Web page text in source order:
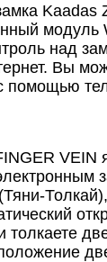
Kaadas
модуль
над
Вы
помощью
VEIN
толкаете